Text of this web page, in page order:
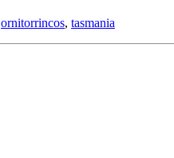
ornitorrincos, tasmania